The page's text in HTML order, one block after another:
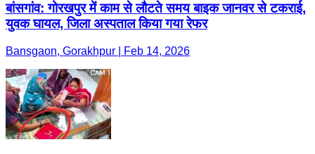
बांसगांव: गोरखपुर में काम से लौटते समय बाइक जानवर से टकराई,
युवक घायल, जिला अस्पताल किया गया रेफर
Bansgaon, Gorakhpur | Feb 14, 2026